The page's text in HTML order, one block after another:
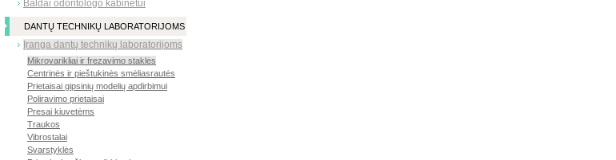
Baldai odontologo kabinetui
DANTŲ TECHNIKŲ LABORATORIJOMS
Įranga dantų technikų laboratorijoms
Mikrovarikliai ir frezavimo staklės
Centrinės ir pieštukinės smėliasrautės
Prietaisai gipsinių modelių apdirbimui
Poliravimo prietaisai
Presai kiuvetėms
Traukos
Vibrostalai
Svarstyklės